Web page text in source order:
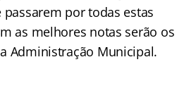
passarem por todas estas
as melhores notas serão os
Administração Municipal.